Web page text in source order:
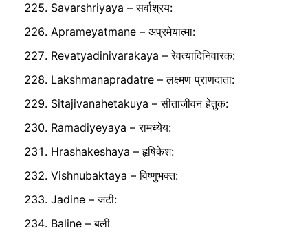
Savarshriyaya – सर्वाश्रय:
Aprameyatmane – अप्रमेयात्मा:
Revatyadinivarakaya – रेवत्यादिनिवारक:
Lakshmanapradatre – लक्ष्मण प्राणदाता:
Sitajivanahetakuya – सीताजीवन हेतुक:
Ramadiyeyaya – रामध्येय:
Hrashakeshaya – हृषिकेश:
Vishnubaktaya – विष्णुभक्त:
Jadine – जटी:
Baline – बली